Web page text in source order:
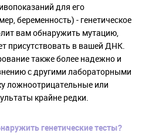
для его
беременность) - генетическое
вам обнаружить мутацию,
присутствовать в вашей ДНК.
также более надежно и
с другими лабораторными
ложноотрицательные или
крайне редки.
генетические тесты?